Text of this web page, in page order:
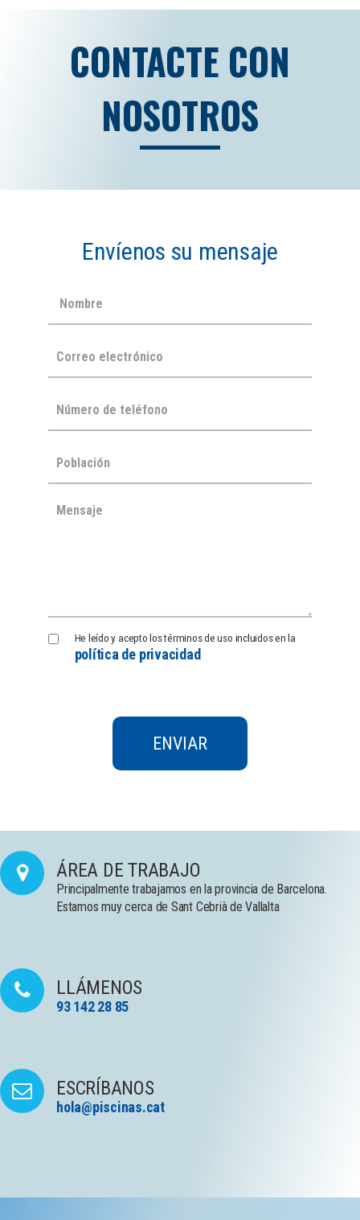
CONTACTE CON
NOSOTROS
Envíenos su mensaje
PolíticaHe leído y acepto los términos de uso incluidos en la
política de privacidad
ÁREA DE TRABAJO
Principalmente trabajamos en la provincia de Barcelona.
Estamos muy cerca de Sant Cebrià de Vallalta
LLÁMENOS
93 142 28 85
ESCRÍBANOS
hola@piscinas.cat